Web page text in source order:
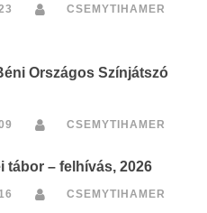
CSEMYTIHAMER
Országos Színjátszó
CSEMYTIHAMER
tábor – felhívás, 2026
CSEMYTIHAMER